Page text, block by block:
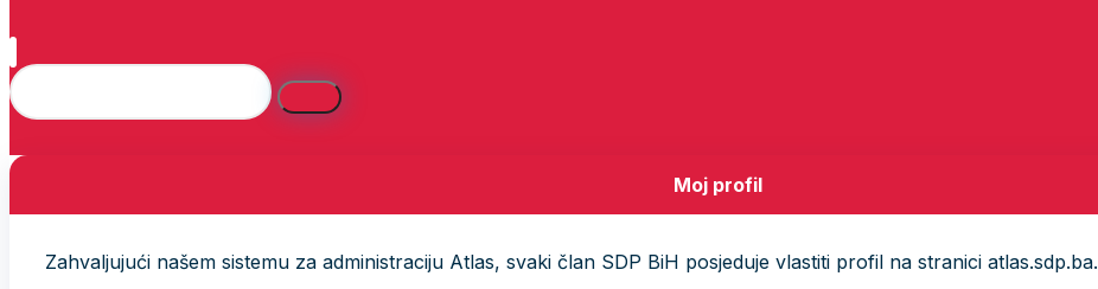
Moj profil
Zahvaljujući našem sistemu za administraciju Atlas, svaki član SDP BiH posjeduje vlastiti profil na stranici atlas.sdp.ba.